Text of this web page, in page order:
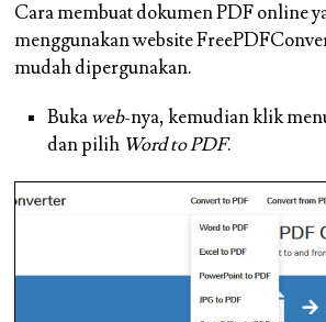
Cara membuat dokumen PDF online
menggunakan website
mudah dipergunakan.
Bukaweb-nya, kemudian klik
dan pilih Word to PDF.